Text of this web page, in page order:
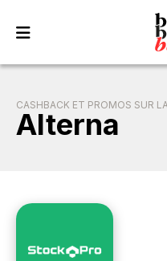
CASHBACK ET PROMOS SUR
Alterna